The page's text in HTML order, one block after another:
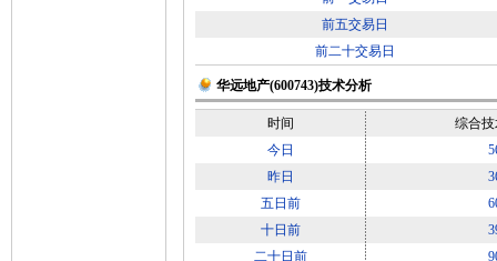
前五交易日
前二十交易日
华远地产(600743)技术分析
时间
综合
今日
昨日
五日前
十日前
二十日前